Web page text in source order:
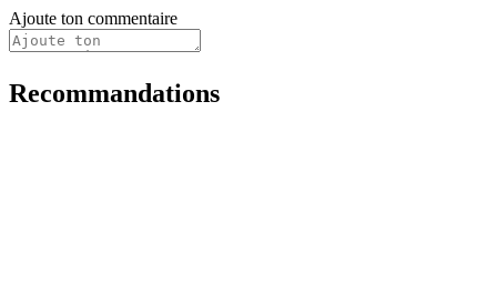
Ajoute ton commentaire
Recommandations